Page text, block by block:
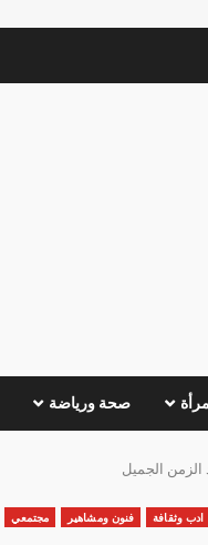
صحة ورياضة
الجميل
ادب وثقافة فنون ومشاهير مجتمعي